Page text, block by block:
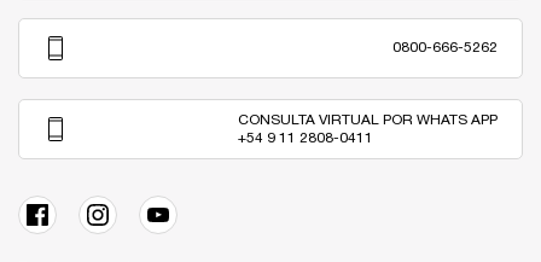
0800-666-5262
CONSULTA VIRTUAL POR WHATS APP
+54 9 11 2808-0411